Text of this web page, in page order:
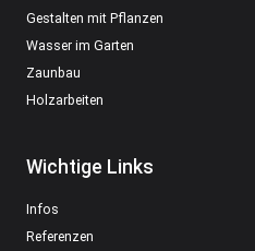
Gestalten mit Pflanzen
Wasser im Garten
Zaunbau
Holzarbeiten
Wichtige Links
Infos
Referenzen